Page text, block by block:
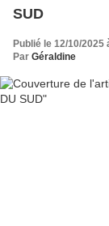
SUD
Publié le 12/10/2025
Par Géraldine